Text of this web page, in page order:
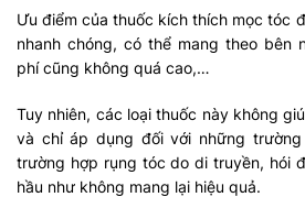
Ưu điểm của thuốc kích thích mọc tóc
nhanh chóng, có thể mang theo bên
phí cũng không quá cao,…
Tuy nhiên, các loại thuốc này không
và chỉ áp dụng đối với những
trường hợp rụng tóc do di truyền, hói
hầu như không mang lại hiệu quả.